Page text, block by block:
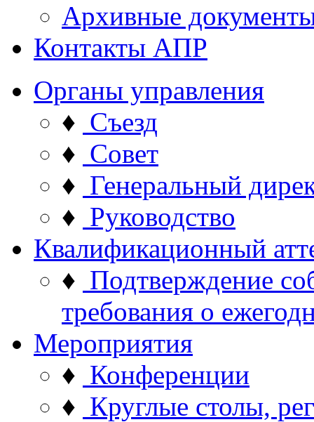
Архивные
Контакты АПР
Органы управления
♦ Съезд
♦ Совет
♦ Генеральный
♦ Руководство
Квалификационный
♦ Подтверждение
требования о
Мероприятия
♦ Конференции
♦ Круглые столы,